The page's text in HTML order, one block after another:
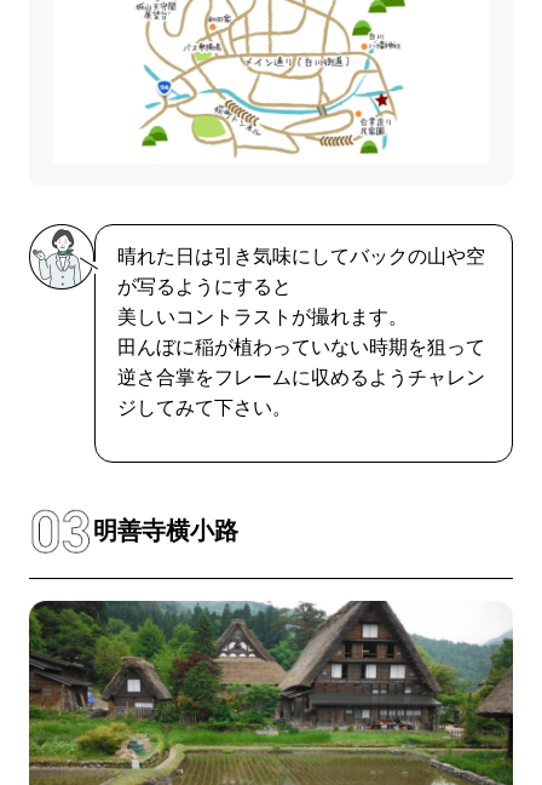
晴れた日は引き気味にしてバックの山や空
が写るようにすると
美しいコントラストが撮れます。
田んぼに稲が植わっていない時期を狙って
逆さ合掌をフレームに収めるようチャレン
ジしてみて下さい。
明善寺横小路